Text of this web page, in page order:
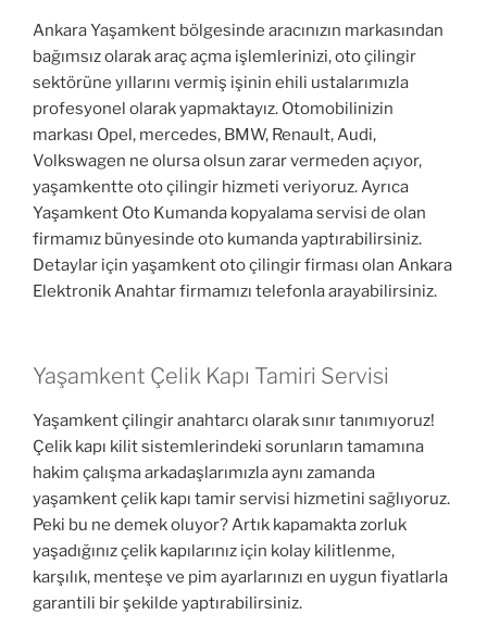
Ankara Yaşamkent bölgesinde aracınızın markasından
bağımsız olarak araç açma işlemlerinizi, oto çilingir
sektörüne yıllarını vermiş işinin ehili ustalarımızla
profesyonel olarak yapmaktayız. Otomobilinizin
markası Opel, mercedes, BMW, Renault, Audi,
Volkswagen ne olursa olsun zarar vermeden açıyor,
yaşamkentte oto çilingir hizmeti veriyoruz. Ayrıca
Yaşamkent Oto Kumanda kopyalama servisi de olan
firmamız bünyesinde oto kumanda yaptırabilirsiniz.
Detaylar için yaşamkent oto çilingir firması olan Ankara
Elektronik Anahtar firmamızı telefonla arayabilirsiniz.
Yaşamkent Çelik Kapı Tamiri Servisi
Yaşamkent çilingir anahtarcı olarak sınır tanımıyoruz!
Çelik kapı kilit sistemlerindeki sorunların tamamına
hakim çalışma arkadaşlarımızla aynı zamanda
yaşamkent çelik kapı tamir servisi hizmetini sağlıyoruz.
Peki bu ne demek oluyor? Artık kapamakta zorluk
yaşadığınız çelik kapılarınız için kolay kilitlenme,
karşılık, menteşe ve pim ayarlarınızı en uygun fiyatlarla
garantili bir şekilde yaptırabilirsiniz.